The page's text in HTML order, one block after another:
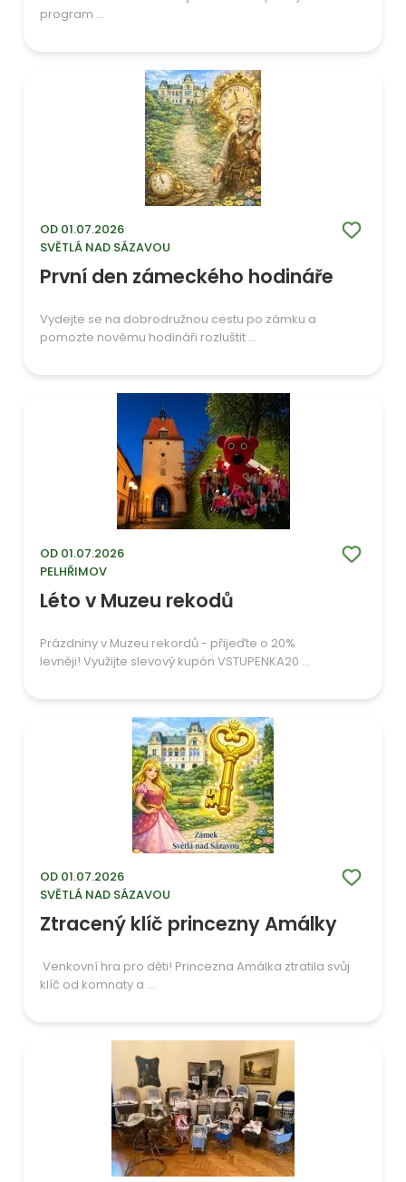
program ...
OD 01.07.2026
SVĚTLÁ NAD SÁZAVOU
První den zámeckého hodináře
Vydejte se na dobrodružnou cestu po zámku a
pomozte novému hodináři rozluštit ...
OD 01.07.2026
PELHŘIMOV
Léto v Muzeu rekodů
Prázdniny v Muzeu rekordů - přijeďte o 20%
levněji! Využijte slevový kupón VSTUPENKA20 ...
OD 01.07.2026
SVĚTLÁ NAD SÁZAVOU
Ztracený klíč princezny Amálky
Venkovní hra pro děti! Princezna Amálka ztratila svůj
klíč od komnaty a ...